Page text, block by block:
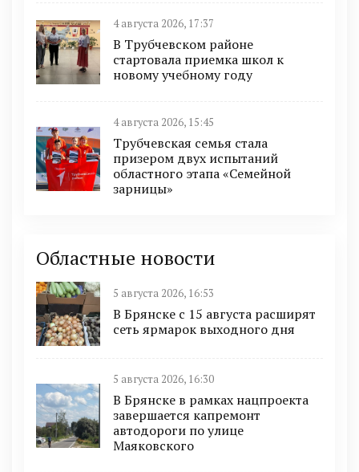
4 августа 2026, 17:37
В Трубчевском районе
стартовала приемка школ к
новому учебному году
4 августа 2026, 15:45
Трубчевская семья стала
призером двух испытаний
областного этапа «Семейной
зарницы»
Областные новости
5 августа 2026, 16:53
В Брянске с 15 августа расширят
сеть ярмарок выходного дня
5 августа 2026, 16:30
В Брянске в рамках нацпроекта
завершается капремонт
автодороги по улице
Маяковского